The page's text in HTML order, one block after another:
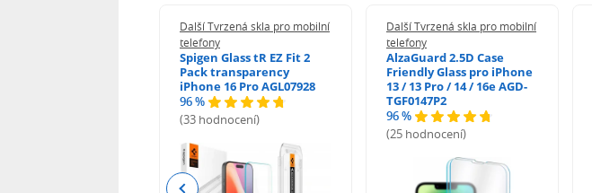
Další Tvrzená skla pro mobilní
telefony
Spigen Glass tR EZ Fit 2
Pack transparency
iPhone 16 Pro AGL07928
96 %
(33 hodnocení)
Další Tvrzená skla pro mobilní
telefony
AlzaGuard 2.5D Case
Friendly Glass pro iPhone
13 / 13 Pro / 14 / 16e AGD-
TGF0147P2
96 %
(25 hodnocení)
Previous